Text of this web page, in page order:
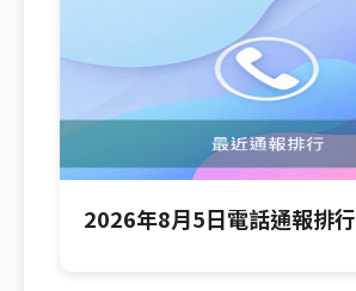
2026年8月5日電話通報排行